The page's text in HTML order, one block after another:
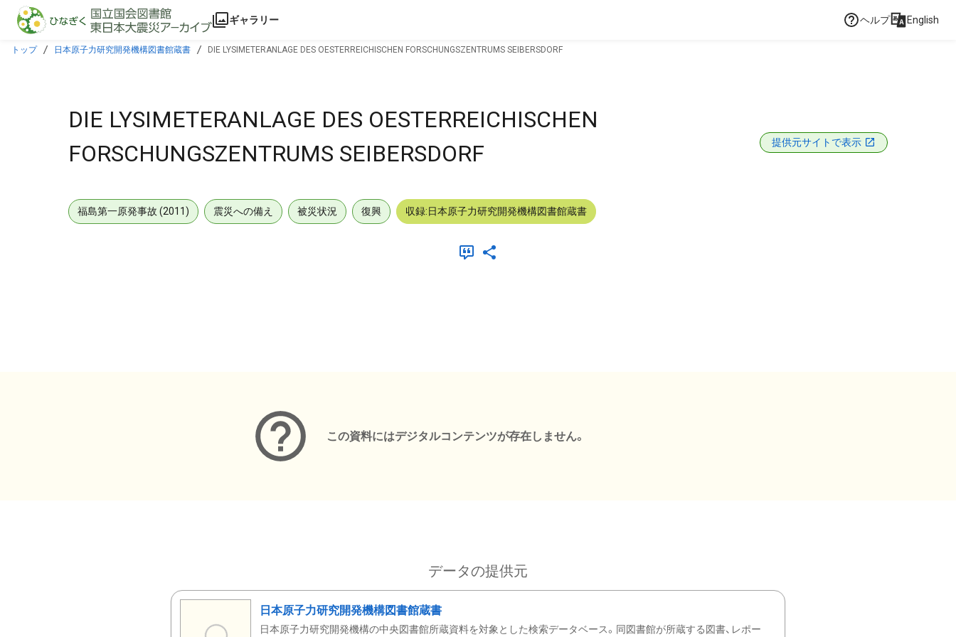
本文に飛ぶ
ギャラリー ヘルプ English
トップ 日本原子力研究開発機構図書館蔵書 DIE LYSIMETERANLAGE DES OESTERREICHISCHEN FORSCHUNGSZENTRUMS SEIBERSDORF
DIE LYSIMETERANLAGE DES OESTERREICHISCHEN
FORSCHUNGSZENTRUMS SEIBERSDORF
提供元サイトで表示
福島第一原発事故 (2011) 震災への備え 被災状況 復興 収録:日本原子力研究開発機構図書館蔵書
この資料にはデジタルコンテンツが存在しません。
データの提供元
日本原子力研究開発機構図書館蔵書
日本原子力研究開発機構の中央図書館所蔵資料を対象とした検索データベース。同図書館が所蔵する図書、レポー